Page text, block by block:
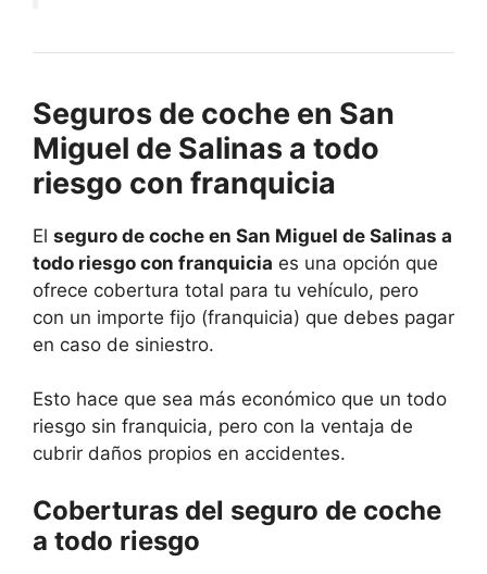
Seguros de coche en San
Miguel de Salinas a todo
riesgo con franquicia
El seguro de coche en San Miguel de Salinas a
todo riesgo con franquicia es una opción que
ofrece cobertura total para tu vehículo, pero
con un importe fijo (franquicia) que debes pagar
en caso de siniestro.
Esto hace que sea más económico que un todo
riesgo sin franquicia, pero con la ventaja de
cubrir daños propios en accidentes.
Coberturas del seguro de coche
a todo riesgo